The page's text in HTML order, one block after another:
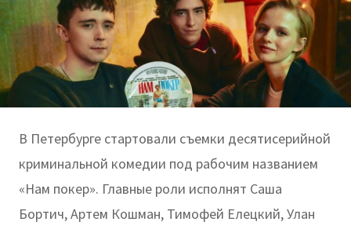
В Петербурге стартовали съемки десятисерийной
криминальной комедии под рабочим названием
«Нам покер». Главные роли исполнят Саша
Бортич, Артем Кошман, Тимофей Елецкий, Улан